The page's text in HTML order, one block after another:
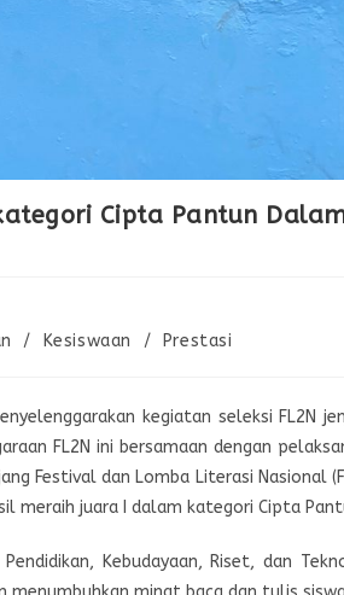
Cipta Pantun
/ Kesiswaan / Prestasi
kegiatan seleksi FL2N
FL2N ini bersamaan dengan
Festival dan Lomba Literasi Nasional
meraih juara I dalam kategori Cipta
Kebudayaan, Riset, dan